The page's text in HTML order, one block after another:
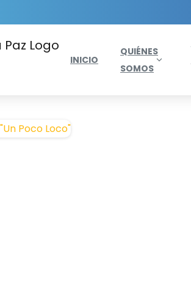
INICIO
QUIÉNES
SOMOS